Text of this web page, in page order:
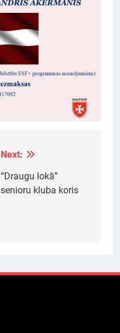
Next:
“Draugu lokā”
senioru kluba koris